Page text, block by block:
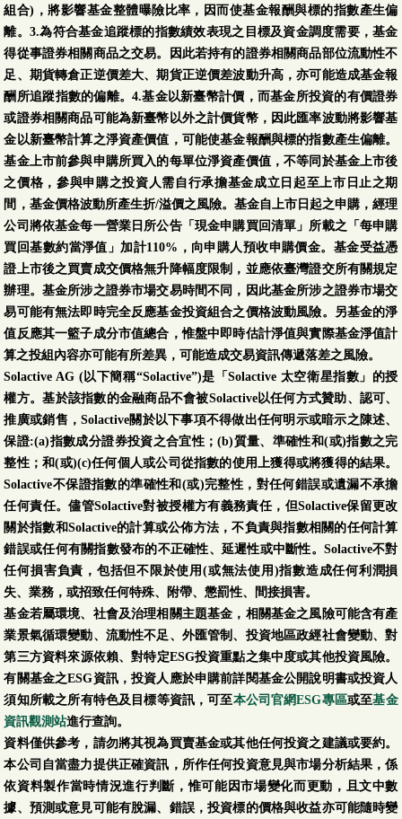
組合)，將影響基金整體曝險比率，因而使基金報酬與標的指數產生偏
離。3.為符合基金追蹤標的指數績效表現之目標及資金調度需要，基金
得從事證券相關商品之交易。因此若持有的證券相關商品部位流動性不
足、期貨轉倉正逆價差大、期貨正逆價差波動升高，亦可能造成基金報
酬所追蹤指數的偏離。4.基金以新臺幣計價，而基金所投資的有價證券
或證券相關商品可能為新臺幣以外之計價貨幣，因此匯率波動將影響基
金以新臺幣計算之淨資產價值，可能使基金報酬與標的指數產生偏離。
基金上市前參與申購所買入的每單位淨資產價值，不等同於基金上市後
之價格，參與申購之投資人需自行承擔基金成立日起至上市日止之期
間，基金價格波動所產生折/溢價之風險。基金自上市日起之申購，經理
公司將依基金每一營業日所公告「現金申購買回清單」所載之「每申購
買回基數約當淨值」加計110%，向申購人預收申購價金。基金受益憑
證上市後之買賣成交價格無升降幅度限制，並應依臺灣證交所有關規定
辦理。基金所涉之證券市場交易時間不同，因此基金所涉之證券市場交
易可能有無法即時完全反應基金投資組合之價格波動風險。另基金的淨
值反應其一籃子成分市值總合，惟盤中即時估計淨值與實際基金淨值計
算之投組內容亦可能有所差異，可能造成交易資訊傳遞落差之風險。
Solactive AG (以下簡稱“Solactive”)是「Solactive 太空衛星指數」的授
權方。基於該指數的金融商品不會被Solactive以任何方式贊助、認可、
推廣或銷售，Solactive關於以下事項不得做出任何明示或暗示之陳述、
保證:(a)指數成分證券投資之合宜性；(b)質量、準確性和(或)指數之完
整性；和(或)(c)任何個人或公司從指數的使用上獲得或將獲得的結果。
Solactive不保證指數的準確性和(或)完整性，對任何錯誤或遺漏不承擔
任何責任。儘管Solactive對被授權方有義務責任，但Solactive保留更改
關於指數和Solactive的計算或公佈方法，不負責與指數相關的任何計算
錯誤或任何有關指數發布的不正確性、延遲性或中斷性。Solactive不對
任何損害負責，包括但不限於使用(或無法使用)指數造成任何利潤損
失、業務，或招致任何特殊、附帶、懲罰性、間接損害。
基金若屬環境、社會及治理相關主題基金，相關基金之風險可能含有產
業景氣循環變動、流動性不足、外匯管制、投資地區政經社會變動、對
第三方資料來源依賴、對特定ESG投資重點之集中度或其他投資風險。
有關基金之ESG資訊，投資人應於申購前詳閱基金公開說明書或投資人
須知所載之所有特色及目標等資訊，可至本公司官網ESG專區或至基金
資訊觀測站進行查詢。
資料僅供參考，請勿將其視為買賣基金或其他任何投資之建議或要約。
本公司自當盡力提供正確資訊，所作任何投資意見與市場分析結果，係
依資料製作當時情況進行判斷，惟可能因市場變化而更動，且文中數
據、預測或意見可能有脫漏、錯誤，投資標的價格與收益亦可能隨時變